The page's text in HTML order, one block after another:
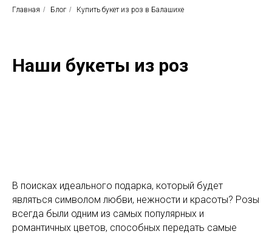
Главная / Блог / Купить букет из роз в Балашихе
Наши букеты из роз
В поисках идеального подарка, который будет
являться символом любви, нежности и красоты? Розы
всегда были одним из самых популярных и
романтичных цветов, способных передать самые